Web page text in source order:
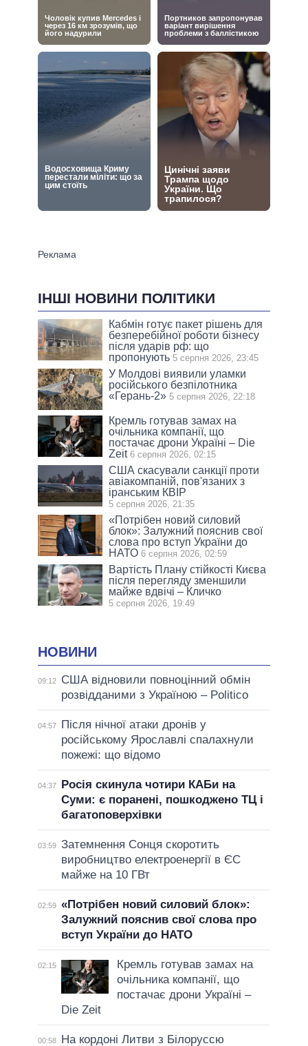
ІНШІ НОВИНИ ПОЛІТИКИ
Кабмін готує пакет рішень для
безперебійної роботи бізнесу
після ударів рф: що
пропонують 5 серпня 2026, 23:45
У Молдові виявили уламки
російського безпілотника
«Герань-2» 5 серпня 2026, 22:18
Кремль готував замах на
очільника компанії, що
постачає дрони Україні – Die
Zeit 6 серпня 2026, 02:15
США скасували санкції проти
авіакомпаній, пов'язаних з
іранським КВІР
5 серпня 2026, 21:35
«Потрібен новий силовий
блок»: Залужний пояснив свої
слова про вступ України до
НАТО 6 серпня 2026, 02:59
Вартість Плану стійкості Києва
після перегляду зменшили
майже вдвічі – Кличко
5 серпня 2026, 19:49
НОВИНИ
09:12
США відновили повноцінний обмін
розвідданими з Україною – Politico
04:57
Після нічної атаки дронів у
російському Ярославлі спалахнули
пожежі: що відомо
04:37
Росія скинула чотири КАБи на
Суми: є поранені, пошкоджено ТЦ і
багатоповерхівки
03:59 Затемнення Сонця скоротить
виробництво електроенергії в ЄС
майже на 10 ГВт
02:59 «Потрібен новий силовий блок»:
Залужний пояснив свої слова про
вступ України до НАТО
02:15
Кремль готував замах на
очільника компанії, що
постачає дрони Україні –
Die Zeit
00:58
На кордоні Литви з Білоруссю